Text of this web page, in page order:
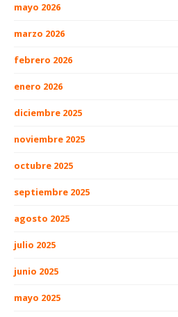
mayo 2026
marzo 2026
febrero 2026
enero 2026
diciembre 2025
noviembre 2025
octubre 2025
septiembre 2025
agosto 2025
julio 2025
junio 2025
mayo 2025